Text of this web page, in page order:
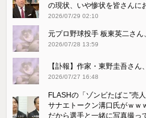
の現状、いや惨状を皆さんに
2026/07/29 02:10
元プロ野球投手 板東英二さ
2026/07/28 13:59
【訃報】作家・東野圭吾さ
2026/07/27 16:48
FLASHの「ゾンビたばこ”売
サナエトークン溝口氏がｗ
だから選手と一緒に写真撮っ